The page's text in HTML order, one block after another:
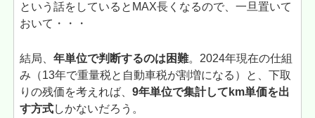
という話をしているとMAX長くなるので、一旦置いて
おいて・・・
結局、年単位で判断するのは困難。2024年現在の仕組
み（13年で重量税と自動車税が割増になる）と、下取
りの残価を考えれば、9年単位で集計してkm単価を出
す方式しかないだろう。